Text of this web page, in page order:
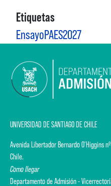
Etiquetas
EnsayoPAES2027
UNIVERSIDAD DE SANTIAGO DE CHILE
Avenida Libertador Bernardo O'Higgins
Chile.
Como llegar
Departamento de Admisión -